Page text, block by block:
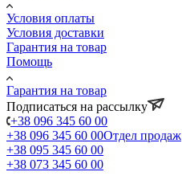
Условия оплаты
Условия доставки
Гарантия на товар
Помощь
Гарантия на товар
Подписаться на рассылку
+38 096 345 60 00
+38 096 345 60 00Отдел продаж
+38 095 345 60 00
+38 073 345 60 00